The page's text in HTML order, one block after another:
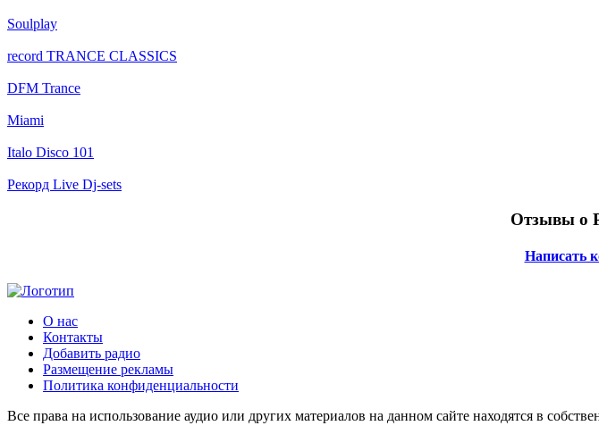
Soulplay
record TRANCE CLASSICS
DFM Trance
Miami
Italo Disco 101
Рекорд Live Dj-sets
Отзывы о
Написать
О нас
Контакты
Добавить радио
Размещение рекламы
Политика конфиденциальности
Все права на использование аудио или других материалов на данном сайте находятся в